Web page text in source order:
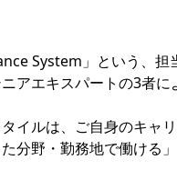
System」という、担
アエキスパートの3者に
イルは、ご自身のキャ
分野・勤務地で働ける